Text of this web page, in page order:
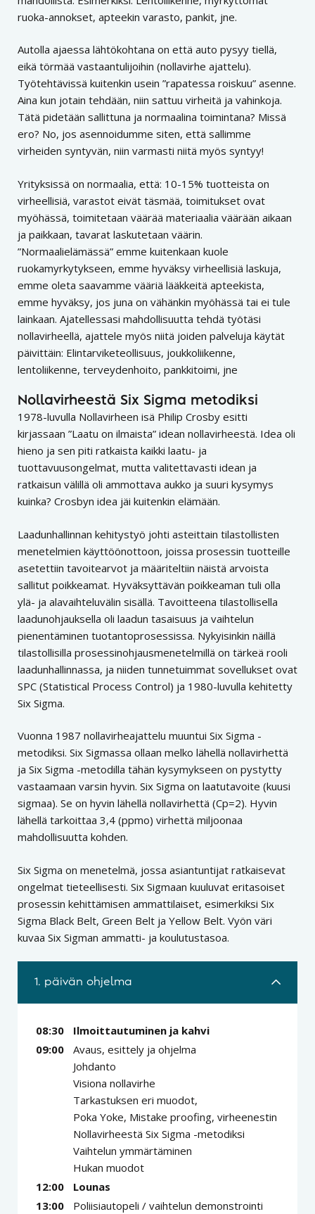
ruoka-annokset, apteekin varasto, pankit, jne.
Autolla ajaessa lähtökohtana on että auto pysyy tiellä,
eikä törmää vastaantulijoihin (nollavirhe ajattelu).
Työtehtävissä kuitenkin usein ”rapatessa roiskuu” asenne.
Aina kun jotain tehdään, niin sattuu virheitä ja vahinkoja.
Tätä pidetään sallittuna ja normaalina toimintana? Missä
ero? No, jos asennoidumme siten, että sallimme
virheiden syntyvän, niin varmasti niitä myös syntyy!
Yrityksissä on normaalia, että: 10-15% tuotteista on
virheellisiä, varastot eivät täsmää, toimitukset ovat
myöhässä, toimitetaan väärää materiaalia väärään aikaan
ja paikkaan, tavarat laskutetaan väärin.
”Normaalielämässä” emme kuitenkaan kuole
ruokamyrkytykseen, emme hyväksy virheellisiä laskuja,
emme oleta saavamme vääriä lääkkeitä apteekista,
emme hyväksy, jos juna on vähänkin myöhässä tai ei tule
lainkaan. Ajatellessasi mahdollisuutta tehdä työtäsi
nollavirheellä, ajattele myös niitä joiden palveluja käytät
päivittäin: Elintarviketeollisuus, joukkoliikenne,
lentoliikenne, terveydenhoito, pankkitoimi, jne
Nollavirheestä Six Sigma metodiksi
1978-luvulla Nollavirheen isä Philip Crosby esitti
kirjassaan ”Laatu on ilmaista” idean nollavirheestä. Idea oli
hieno ja sen piti ratkaista kaikki laatu- ja
tuottavuusongelmat, mutta valitettavasti idean ja
ratkaisun välillä oli ammottava aukko ja suuri kysymys
kuinka? Crosbyn idea jäi kuitenkin elämään.
Laadunhallinnan kehitystyö johti asteittain tilastollisten
menetelmien käyttöönottoon, joissa prosessin tuotteille
asetettiin tavoitearvot ja määriteltiin näistä arvoista
sallitut poikkeamat. Hyväksyttävän poikkeaman tuli olla
ylä- ja alavaihteluvälin sisällä. Tavoitteena tilastollisella
laadunohjauksella oli laadun tasaisuus ja vaihtelun
pienentäminen tuotantoprosessissa. Nykyisinkin näillä
tilastollisilla prosessinohjausmenetelmillä on tärkeä rooli
laadunhallinnassa, ja niiden tunnetuimmat sovellukset ovat
SPC (Statistical Process Control) ja 1980-luvulla kehitetty
Six Sigma.
Vuonna 1987 nollavirheajattelu muuntui Six Sigma -
metodiksi. Six Sigmassa ollaan melko lähellä nollavirhettä
ja Six Sigma -metodilla tähän kysymykseen on pystytty
vastaamaan varsin hyvin. Six Sigma on laatutavoite (kuusi
sigmaa). Se on hyvin lähellä nollavirhettä (Cp=2). Hyvin
lähellä tarkoittaa 3,4 (ppmo) virhettä miljoonaa
mahdollisuutta kohden.
Six Sigma on menetelmä, jossa asiantuntijat ratkaisevat
ongelmat tieteellisesti. Six Sigmaan kuuluvat eritasoiset
prosessin kehittämisen ammattilaiset, esimerkiksi Six
Sigma Black Belt, Green Belt ja Yellow Belt. Vyön väri
kuvaa Six Sigman ammatti- ja koulutustasoa.
1. päivän ohjelma
08:30
Ilmoittautuminen ja kahvi
09:00
Avaus, esittely ja ohjelma
Johdanto
Visiona nollavirhe
Tarkastuksen eri muodot,
Poka Yoke, Mistake proofing, virheenestin
Nollavirheestä Six Sigma -metodiksi
Vaihtelun ymmärtäminen
Hukan muodot
12:00
Lounas
13:00
Poliisiautopeli / vaihtelun demonstrointi